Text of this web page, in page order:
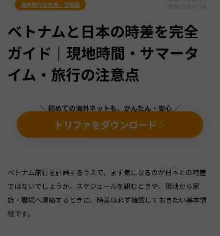
海外旅行の準備・豆知識
ベトナムと日本の時差を完全
ガイド｜現地時間・サマータ
イム・旅行の注意点
＼ 初めての海外ネットも、かんたん・安心 ／
トリファをダウンロード
ベトナム旅行を計画するうえで、まず気になるのが日本との時差
ではないでしょうか。スケジュールを組むときや、現地から家
族・職場へ連絡するときに、時差は必ず確認しておきたい基本情
報です。